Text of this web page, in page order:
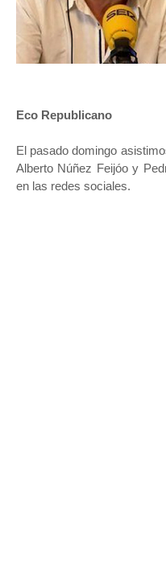
Eco Republicano
El pasado domingo
Alberto Núñez Feijóo y
en las redes sociales.